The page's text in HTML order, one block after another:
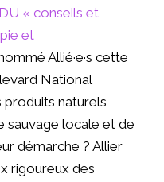
DU « conseils et
et
Allié·e·s cette
National
naturels
sauvage locale et de
démarche ? Allier
rigoureux des